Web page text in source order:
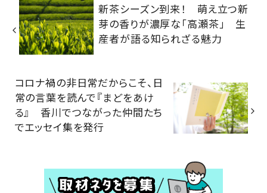
新茶シーズン到来！ 萌え立つ新
芽の香りが濃厚な「高瀬茶」 生
産者が語る知られざる魅力
コロナ禍の非日常だからこそ、日
常の言葉を読んで『まどをあけ
る』 香川でつながった仲間たち
でエッセイ集を発行